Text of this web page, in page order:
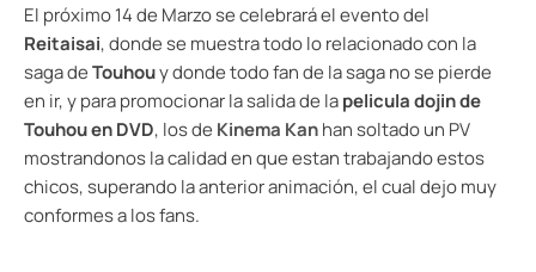
El próximo 14 de Marzo se celebrará el evento del
Reitaisai, donde se muestra todo lo relacionado con la
saga deTouhouy donde todo fan de la saga no se pierde
en ir, y para promocionar la salida de lapelicula dojin de
Touhou en DVD, los de Kinema Kanhan soltado un PV
mostrandonos la calidad en que estan trabajando estos
chicos, superando la anterior animación, el cual dejo muy
conformes a los fans.